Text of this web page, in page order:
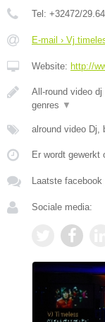
Tel: +32472/
E-mail › Vj
Website: http://
All-round video
genres ▼
alround video Dj,
Er wordt gewerkt
Laatste
Sociale media: